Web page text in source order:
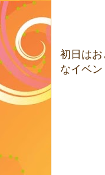
初日は
なイベン